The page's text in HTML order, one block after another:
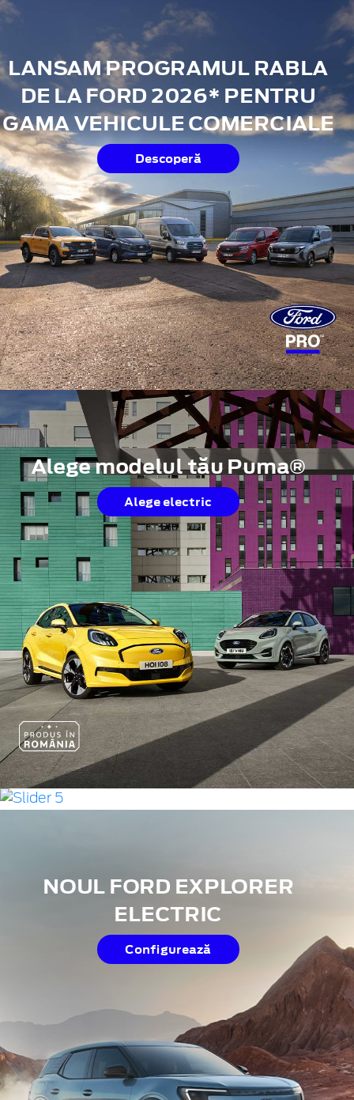
LANSAM PROGRAMUL RABLA
DE LA FORD 2026* PENTRU
GAMA VEHICULE COMERCIALE
Descoperă
Alege modelul tău Puma®
Alege electric
ELECTRIC
NOUL FORD EXPLORER
ELECTRIC
Configurează